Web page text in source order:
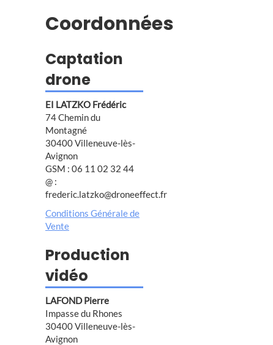
Coordonnées
Captation
drone
EI LATZKO Frédéric
74 Chemin du
Montagné
30400 Villeneuve-lès-
Avignon
GSM : 06 11 02 32 44
@ :
frederic.latzko@droneeffect.fr
Conditions Générale de
Vente
Production
vidéo
LAFOND Pierre
Impasse du Rhones
30400 Villeneuve-lès-
Avignon